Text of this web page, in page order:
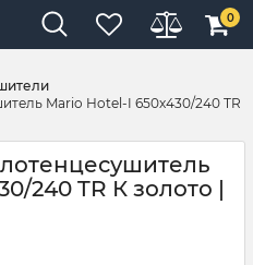
0
Mario Hotel-I 650х430/240 TR
240 TR К золото |